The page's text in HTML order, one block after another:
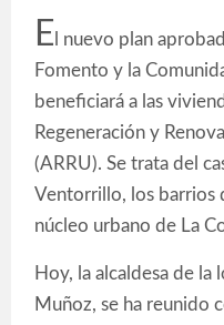
E l nuevo plan
Fomento y la
beneficiará a las
Regeneración y
(ARRU). Se trata del
Ventorrillo, los barrios
núcleo urbano de La
Hoy, la alcaldesa de
Muñoz, se ha reunido